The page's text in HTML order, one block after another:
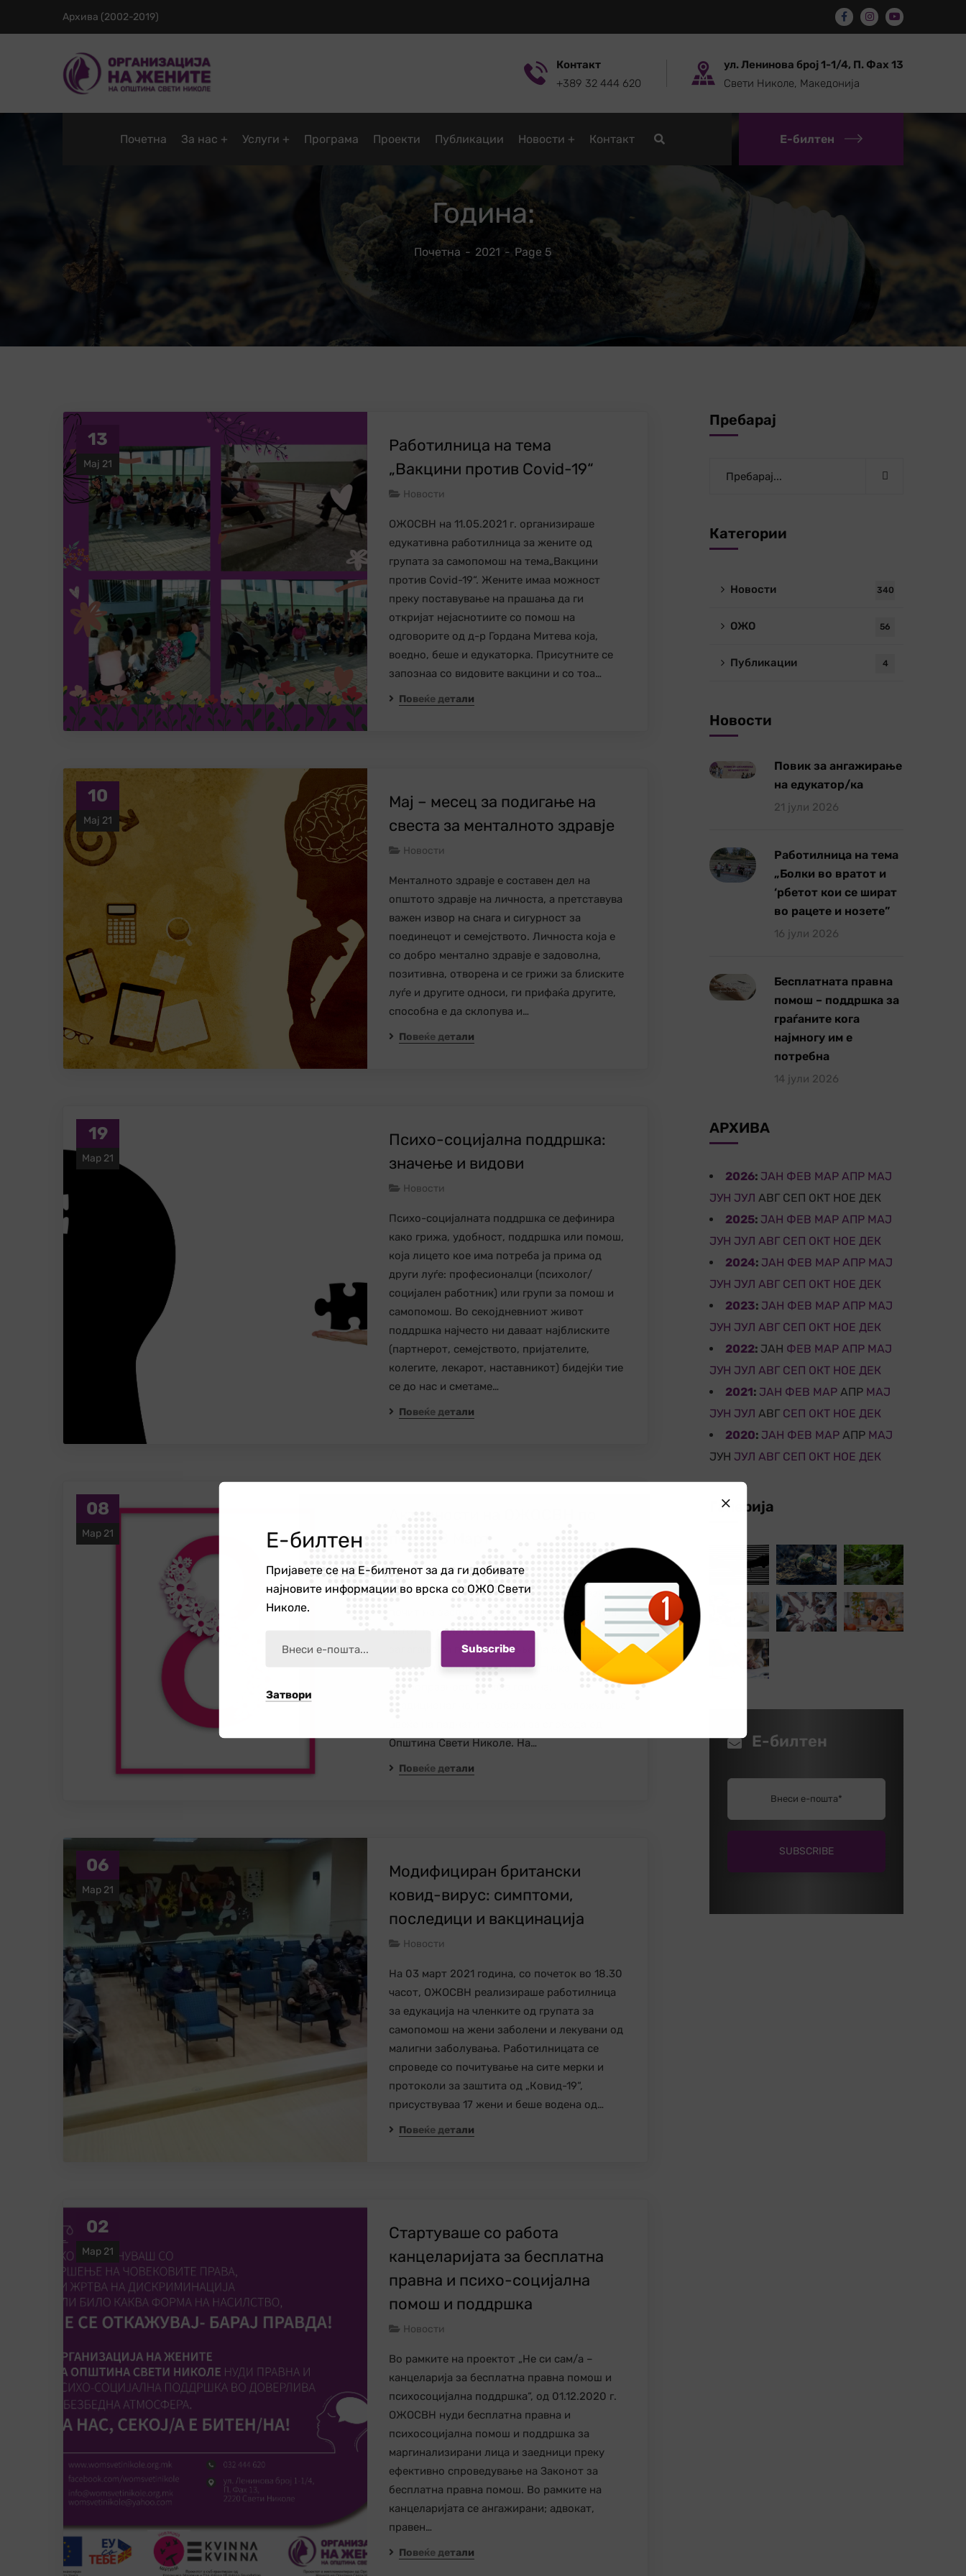
Архива (2002-2019)
Контакт
+389 32 444 620
ул. Ленинова број 1-1/4, П. Фах 13
Свети Николе, Македонија
Почетна За нас Услуги Програмa Проекти Публикации Новости Контакт Е-билтен
Година:
Почетна 2021 Page 5
13
Мај 21
Работилница на тема
„Вакцини против Covid-19“
Новости
ОЖОСВН на 11.05.2021 г. организираше
едукативна работилница за жените од
групата за самопомош на тема„Вакцини
против Covid-19“. Жените имаа можност
преку поставување на прашања да ги
откријат нејаснотиите со помош на
одговорите од д-р Гордана Митева која,
воедно, беше и едукаторка. Присутните се
запознаа со видовите вакцини и со тоа…
Повеќе детали
10
Мај 21
Мај – месец за подигање на
свеста за менталното здравје
Новости
Менталното здравје е составен дел на
општото здравје на личноста, а претставува
важен извор на снага и сигурност за
поединецот и семејството. Личноста која е
со добро ментално здравје е задоволна,
позитивна, отворена и се грижи за блиските
луѓе и другите односи, ги прифаќа другите,
способна е да склопува и…
Повеќе детали
19
Мар 21
Психо-социјална поддршка:
значење и видови
Новости
Психо-социјалната поддршка се дефинира
како грижа, удобност, поддршка или помош,
која лицето кое има потреба ја прима од
други луѓе: професионалци (психолог/
социјален работник) или групи за помош и
самопомош. Во секојдневниот живот
поддршка најчесто ни даваат најблиските
(партнерот, семејството, пријателите,
колегите, лекарот, наставникот) бидејќи тие
се до нас и сметаме…
Повеќе детали
08
Мар 21
ОЖОСВН, 8 Март го празнува со оддавање
почит на заслужните жени кои го започнаа
патот за родова еднаквост и постојано
залагање за продолжување на борбата за
социјална, економска и политичка
Oпштина Свети Николе. На…
Повеќе детали
06
Мар 21
Модифициран британски
ковид-вирус: симптоми,
последици и вакцинација
Новости
На 03 март 2021 година, со почеток во 18.30
часот, ОЖОСВН реализираше работилница
за едукација на членките од групата за
самопомош на жени заболени и лекувани од
малигни заболувања. Работилницата се
спроведе со почитување на ситe мерки и
протоколи за заштита од „Ковид-19“,
присуствуваа 17 жени и беше водена од…
Повеќе детали
02
Мар 21
Стартуваше со работа
канцеларијата за бесплатна
правна и психо-социјална
помош и поддршка
Новости
Во рамките на проектот „Не си сам/а –
канцеларија за бесплатна правна помош и
психосоцијална поддршка“, од 01.12.2020 г.
ОЖОСВН нуди бесплатна правна и
психосоцијална помош и поддршка за
маргинализирани лица и заедници преку
ефективно спроведување на Законот за
бесплатна правна помош. Во рамките на
канцеларијата се ангажирани; адвокат,
правен…
Повеќе детали
Пребарај
Категории
Новости 340
ОЖО 56
Публикации 4
Новости
Повик за ангажирање
на едукатор/ка
21 јули 2026
Работилница на тема
„Болки во вратот и
‘рбетот кои се шират
во рацете и нозете”
16 јули 2026
Бесплатната правна
помош – поддршка за
граѓаните кога
најмногу им е
потребна
14 јули 2026
АРХИВА
2026: ЈАН ФЕВ МАР АПР МАЈ
ЈУН ЈУЛ АВГ СЕП ОКТ НОЕ ДЕК
2025: ЈАН ФЕВ МАР АПР МАЈ
ЈУН ЈУЛ АВГ СЕП ОКТ НОЕ ДЕК
2024: ЈАН ФЕВ МАР АПР МАЈ
ЈУН ЈУЛ АВГ СЕП ОКТ НОЕ ДЕК
2023: ЈАН ФЕВ МАР АПР МАЈ
ЈУН ЈУЛ АВГ СЕП ОКТ НОЕ ДЕК
2022: ЈАН ФЕВ МАР АПР МАЈ
ЈУН ЈУЛ АВГ СЕП ОКТ НОЕ ДЕК
2021: ЈАН ФЕВ МАР АПР МАЈ
ЈУН ЈУЛ АВГ СЕП ОКТ НОЕ ДЕК
2020: ЈАН ФЕВ МАР АПР МАЈ
ЈУН ЈУЛ АВГ СЕП ОКТ НОЕ ДЕК
Галерија
Е-билтен
Е-билтен
Пријавете се на Е-билтенот за да ги добивате
најновите информации во врска со ОЖО Свети
Николе.
Затвори